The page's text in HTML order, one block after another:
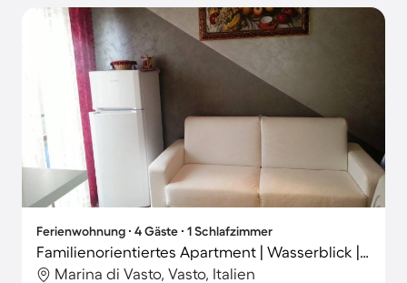
Ferienwohnung ∙ 4 Gäste ∙ 1 Schlafzimmer
Familienorientiertes Apartment | Wasserblick | Neben dem Strand
Marina di Vasto, Vasto, Italien